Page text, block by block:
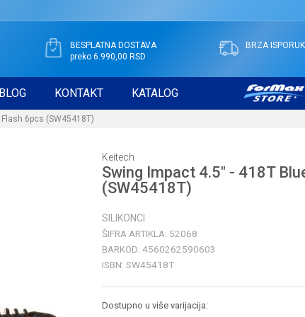
BESPLATNA DOSTAVA
preko 6.990,00 RSD
BRZA
BLOG KONTAKT KATALOG
6pcs (SW45418T)
Keitech
Swing Impact 4.5" - 418T
(SW45418T)
SILIKONCI
ŠIFRA ARTIKLA: 52068
BARKOD: 4560262590603
ISBN: SW45418T
Dostupno u više varijacija: